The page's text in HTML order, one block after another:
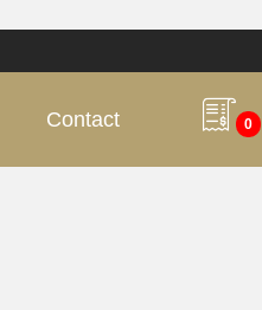
Contact 0